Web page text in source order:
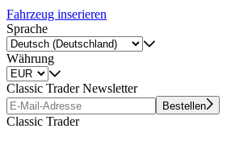
Fahrzeug inserieren
Sprache
Währung
Classic Trader Newsletter
Bestellen
Classic Trader